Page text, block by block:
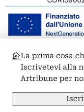
© 2011-2026
00186 Roma - P.I.
Privacy: Responsabile
ARTRIBUNE srl –
Termini e condizioni
La prima cosa
Iscrivetevi alla
Artribune per